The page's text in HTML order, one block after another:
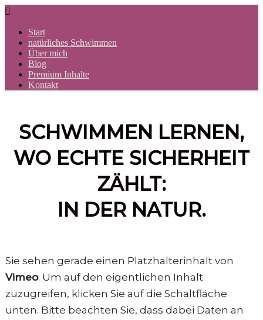

Start
natürliches Schwimmen
Über mich
Blog
Premium Inhalte
Kontakt
SCHWIMMEN LERNEN,
WO ECHTE SICHERHEIT
ZÄHLT:
IN DER NATUR.
Sie sehen gerade einen Platzhalterinhalt von
Vimeo. Um auf den eigentlichen Inhalt
zuzugreifen, klicken Sie auf die Schaltfläche
unten. Bitte beachten Sie, dass dabei Daten an